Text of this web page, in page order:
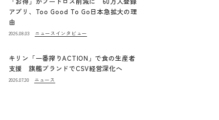
アプリ、Too Good To Go日本急拡大の理
由
2026.08.03 ニュース インタビュー
キリン「一番搾りACTION」で食の生産者
支援 旗艦ブランドでCSV経営深化へ
2026.07.30 ニュース